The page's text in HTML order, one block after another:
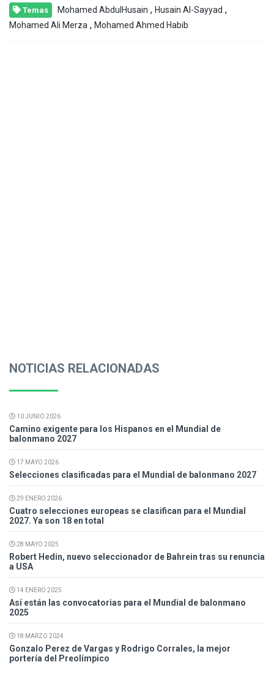
Temas Mohamed AbdulHusain , Husain Al-Sayyad ,
Mohamed Ali Merza , Mohamed Ahmed Habib
NOTICIAS RELACIONADAS
10 JUNIO 2026
Camino exigente para los Hispanos en el Mundial de
balonmano 2027
17 MAYO 2026
Selecciones clasificadas para el Mundial de balonmano 2027
29 ENERO 2026
Cuatro selecciones europeas se clasifican para el Mundial
2027. Ya son 18 en total
28 MAYO 2025
Robert Hedin, nuevo seleccionador de Bahrein tras su renuncia
a USA
14 ENERO 2025
Así están las convocatorias para el Mundial de balonmano
2025
18 MARZO 2024
Gonzalo Perez de Vargas y Rodrigo Corrales, la mejor
portería del Preolímpico